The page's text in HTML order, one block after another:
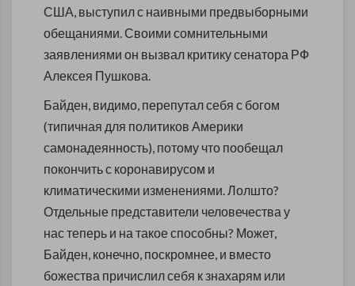
США, выступил с наивными предвыборными
обещаниями. Своими сомнительными
заявлениями он вызвал критику сенатора РФ
Алексея Пушкова.
Байден, видимо, перепутал себя с богом
(типичная для политиков Америки
самонадеянность), потому что пообещал
покончить с коронавирусом и
климатическими изменениями. Лолшто?
Отдельные представители человечества у
нас теперь и на такое способны? Может,
Байден, конечно, поскромнее, и вместо
божества причислил себя к знахарям или